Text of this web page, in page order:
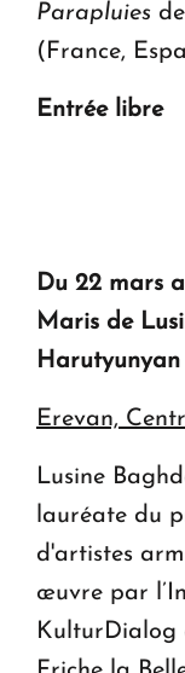
Parapluies
(France,
Entrée libre
Du 22 mars
Maris de
Harutyunyan
Erevan,
Lusine
lauréate du
d'artistes
œuvre par
KulturDialog